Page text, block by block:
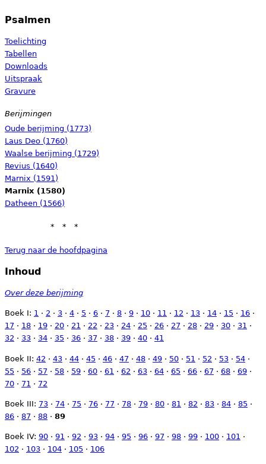
Psalmen
Toelichting
Tabellen
Downloads
Uitspraak
Gravure
Berijmingen
Oude berijming (1773)
Laus Deo (1760)
Waalse berijming (1729)
Revius (1640)
Marnix (1591)
Marnix (1580)
Datheen (1566)
Terug naar de hoofdpagina
Inhoud
Over deze berijming
Boek I: 1 · 2 · 3 · 4 · 5 · 6 · 7 · 8 · 9 · 10 · 11 · 12 · 13 · 14 · 15 · 16 ·
17 · 18 · 19 · 20 · 21 · 22 · 23 · 24 · 25 · 26 · 27 · 28 · 29 · 30 · 31 ·
32 · 33 · 34 · 35 · 36 · 37 · 38 · 39 · 40 · 41
Boek II: 42 · 43 · 44 · 45 · 46 · 47 · 48 · 49 · 50 · 51 · 52 · 53 · 54 ·
55 · 56 · 57 · 58 · 59 · 60 · 61 · 62 · 63 · 64 · 65 · 66 · 67 · 68 · 69 ·
70 · 71 · 72
Boek III: 73 · 74 · 75 · 76 · 77 · 78 · 79 · 80 · 81 · 82 · 83 · 84 · 85 ·
86 · 87 · 88 · 89
Boek IV: 90 · 91 · 92 · 93 · 94 · 95 · 96 · 97 · 98 · 99 · 100 · 101 ·
102 · 103 · 104 · 105 · 106